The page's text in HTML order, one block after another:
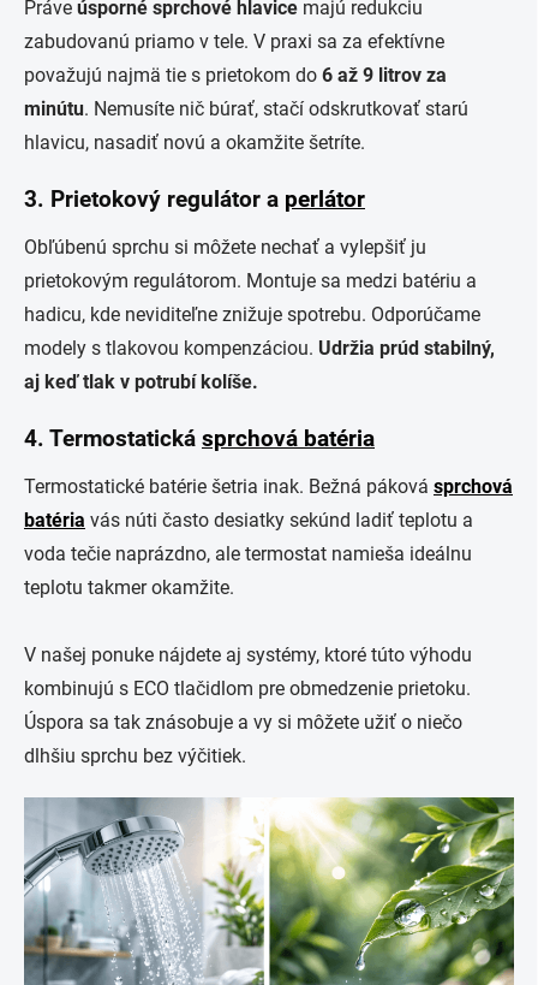
Práve úsporné sprchové hlavice majú redukciu
zabudovanú priamo v tele. V praxi sa za efektívne
považujú najmä tie s prietokom do 6 až 9 litrov za
minútu. Nemusíte nič búrať, stačí odskrutkovať starú
hlavicu, nasadiť novú a okamžite šetríte.
3. Prietokový regulátor a perlátor
Obľúbenú sprchu si môžete nechať a vylepšiť ju
prietokovým regulátorom. Montuje sa medzi batériu a
hadicu, kde neviditeľne znižuje spotrebu. Odporúčame
modely s tlakovou kompenzáciou. Udržia prúd stabilný,
aj keď tlak v potrubí kolíše.
4. Termostatická sprchová batéria
Termostatické batérie šetria inak. Bežná páková sprchová
batéria vás núti často desiatky sekúnd ladiť teplotu a
voda tečie naprázdno, ale termostat namieša ideálnu
teplotu takmer okamžite.
V našej ponuke nájdete aj systémy, ktoré túto výhodu
kombinujú s ECO tlačidlom pre obmedzenie prietoku.
Úspora sa tak znásobuje a vy si môžete užiť o niečo
dlhšiu sprchu bez výčitiek.